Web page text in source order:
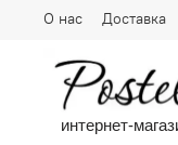
О нас Доставка
интернет-